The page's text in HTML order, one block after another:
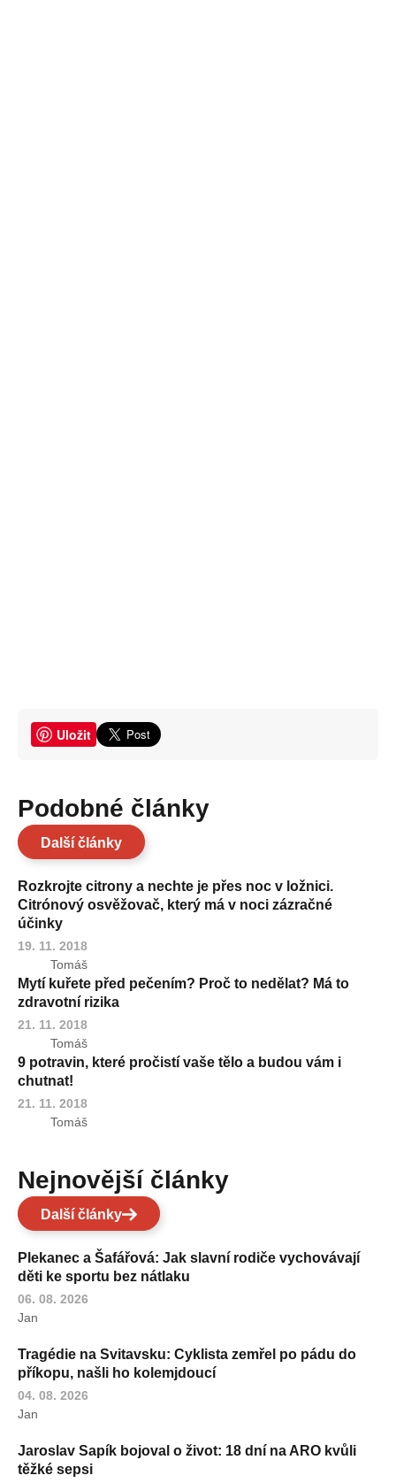
Uložit
Podobné články
Další články
Rozkrojte citrony a nechte je přes noc v ložnici.
Citrónový osvěžovač, který má v noci zázračné
účinky
19. 11. 2018
Tomáš
Mytí kuřete před pečením? Proč to nedělat? Má to
zdravotní rizika
21. 11. 2018
Tomáš
9 potravin, které pročistí vaše tělo a budou vám i
chutnat!
21. 11. 2018
Tomáš
Nejnovější články
Další články
Plekanec a Šafářová: Jak slavní rodiče vychovávají
děti ke sportu bez nátlaku
06. 08. 2026
Jan
Tragédie na Svitavsku: Cyklista zemřel po pádu do
příkopu, našli ho kolemjdoucí
04. 08. 2026
Jan
Jaroslav Sapík bojoval o život: 18 dní na ARO kvůli
těžké sepsi